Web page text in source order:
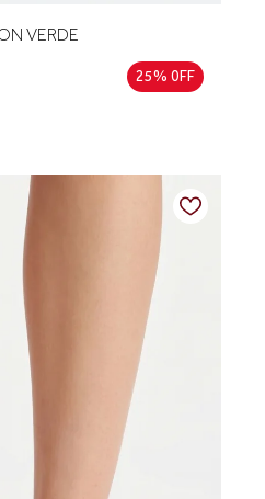
VERDE
25% 0FF